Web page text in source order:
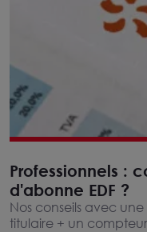
Professionnels :
d'abonne EDF ?
Nos conseils avec
titulaire + un